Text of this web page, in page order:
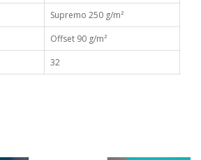
Supremo 250 g/m²
Offset 90 g/m²
32